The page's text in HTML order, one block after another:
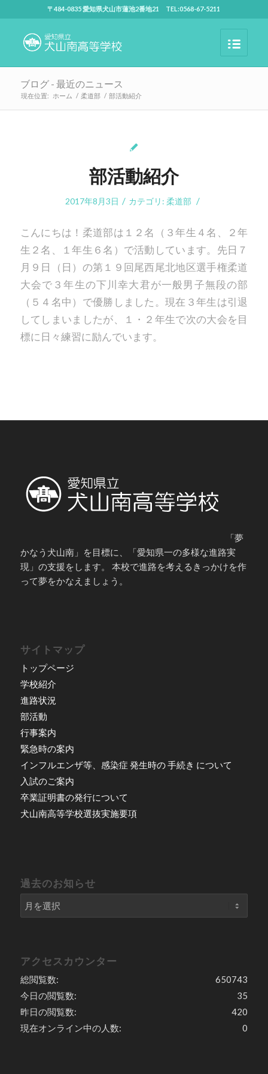
〒484-0835 愛知県犬山市蓮池2番地21 TEL:0568-67-5211
ブログ - 最近のニュース
現在位置: ホーム / 柔道部 / 部活動紹介
部活動紹介
2017年8月3日 / カテゴリ: 柔道部 /
こんにちは！柔道部は１２名（３年生４名、２年
生２名、１年生６名）で活動しています。先日７
月９日（日）の第１９回尾西尾北地区選手権柔道
大会で３年生の下川幸大君が一般男子無段の部
（５４名中）で優勝しました。現在３年生は引退
してしまいましたが、１・２年生で次の大会を目
標に日々練習に励んでいます。
「夢
かなう犬山南」を目標に、「愛知県一の多様な進路実
現」の支援をします。 本校で進路を考えるきっかけを作
って夢をかなえましょう。
サイトマップ
トップページ
学校紹介
進路状況
部活動
行事案内
緊急時の案内
インフルエンザ等、感染症 発生時の 手続き について
入試のご案内
卒業証明書の発行について
犬山南高等学校選抜実施要項
過去のお知らせ
アクセスカウンター
650743
総閲覧数:
35
今日の閲覧数:
420
昨日の閲覧数:
0
現在オンライン中の人数: